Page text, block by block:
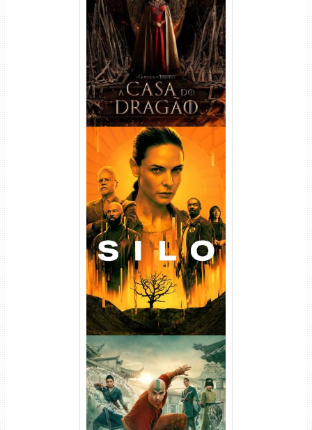
A Casa do Dragão 1ª
Temporada Torrent (2022)
WEB-DL 720p/1080p Dual
Áudio
Silo 1ª Temporada Torrent
(2023) WEB-DL
720p/1080p/4K Dual Áudio
Avatar: O Último Mestre do